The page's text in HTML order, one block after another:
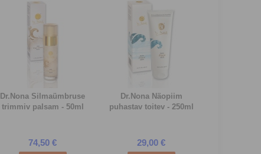
Dr.Nona Silmaümbruse
trimmiv palsam - 50ml
74,50 €
Dr.Nona Näopiim
puhastav toitev - 250ml
29,00 €